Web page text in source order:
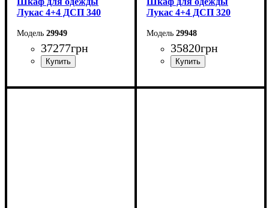
Лукас 4+4 ДСП 340
29949
37277грн
Ширина: 340 см
Лукас 4+4 ДСП 320
29948
35820грн
Ширина: 320 см